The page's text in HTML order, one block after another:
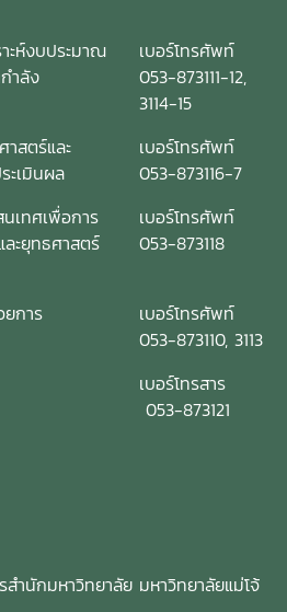
ะห์งบประมาณ
ำลัง
เบอร์โทรศัพท์
053-873111-12,
3114-15
าสตร์และ
ะเมินผล
เบอร์โทรศัพท์
053-873116-7
นเทศเพื่อการ
ละยุทธศาสตร์
เบอร์โทรศัพท์
053-873118
ยการ
เบอร์โทรศัพท์
053-873110, 3113
เบอร์โทรสาร
053-873121
ำนักมหาวิทยาลัย มหาวิทยาลัยแม่โจ้